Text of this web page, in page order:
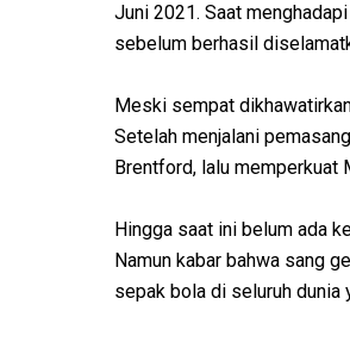
Juni 2021. Saat
sebelum berhasil
Meski sempat
Setelah menjalani
Brentford, lalu memperkuat
Hingga saat ini belum ada
Namun kabar bahwa sang
sepak bola di seluruh dunia